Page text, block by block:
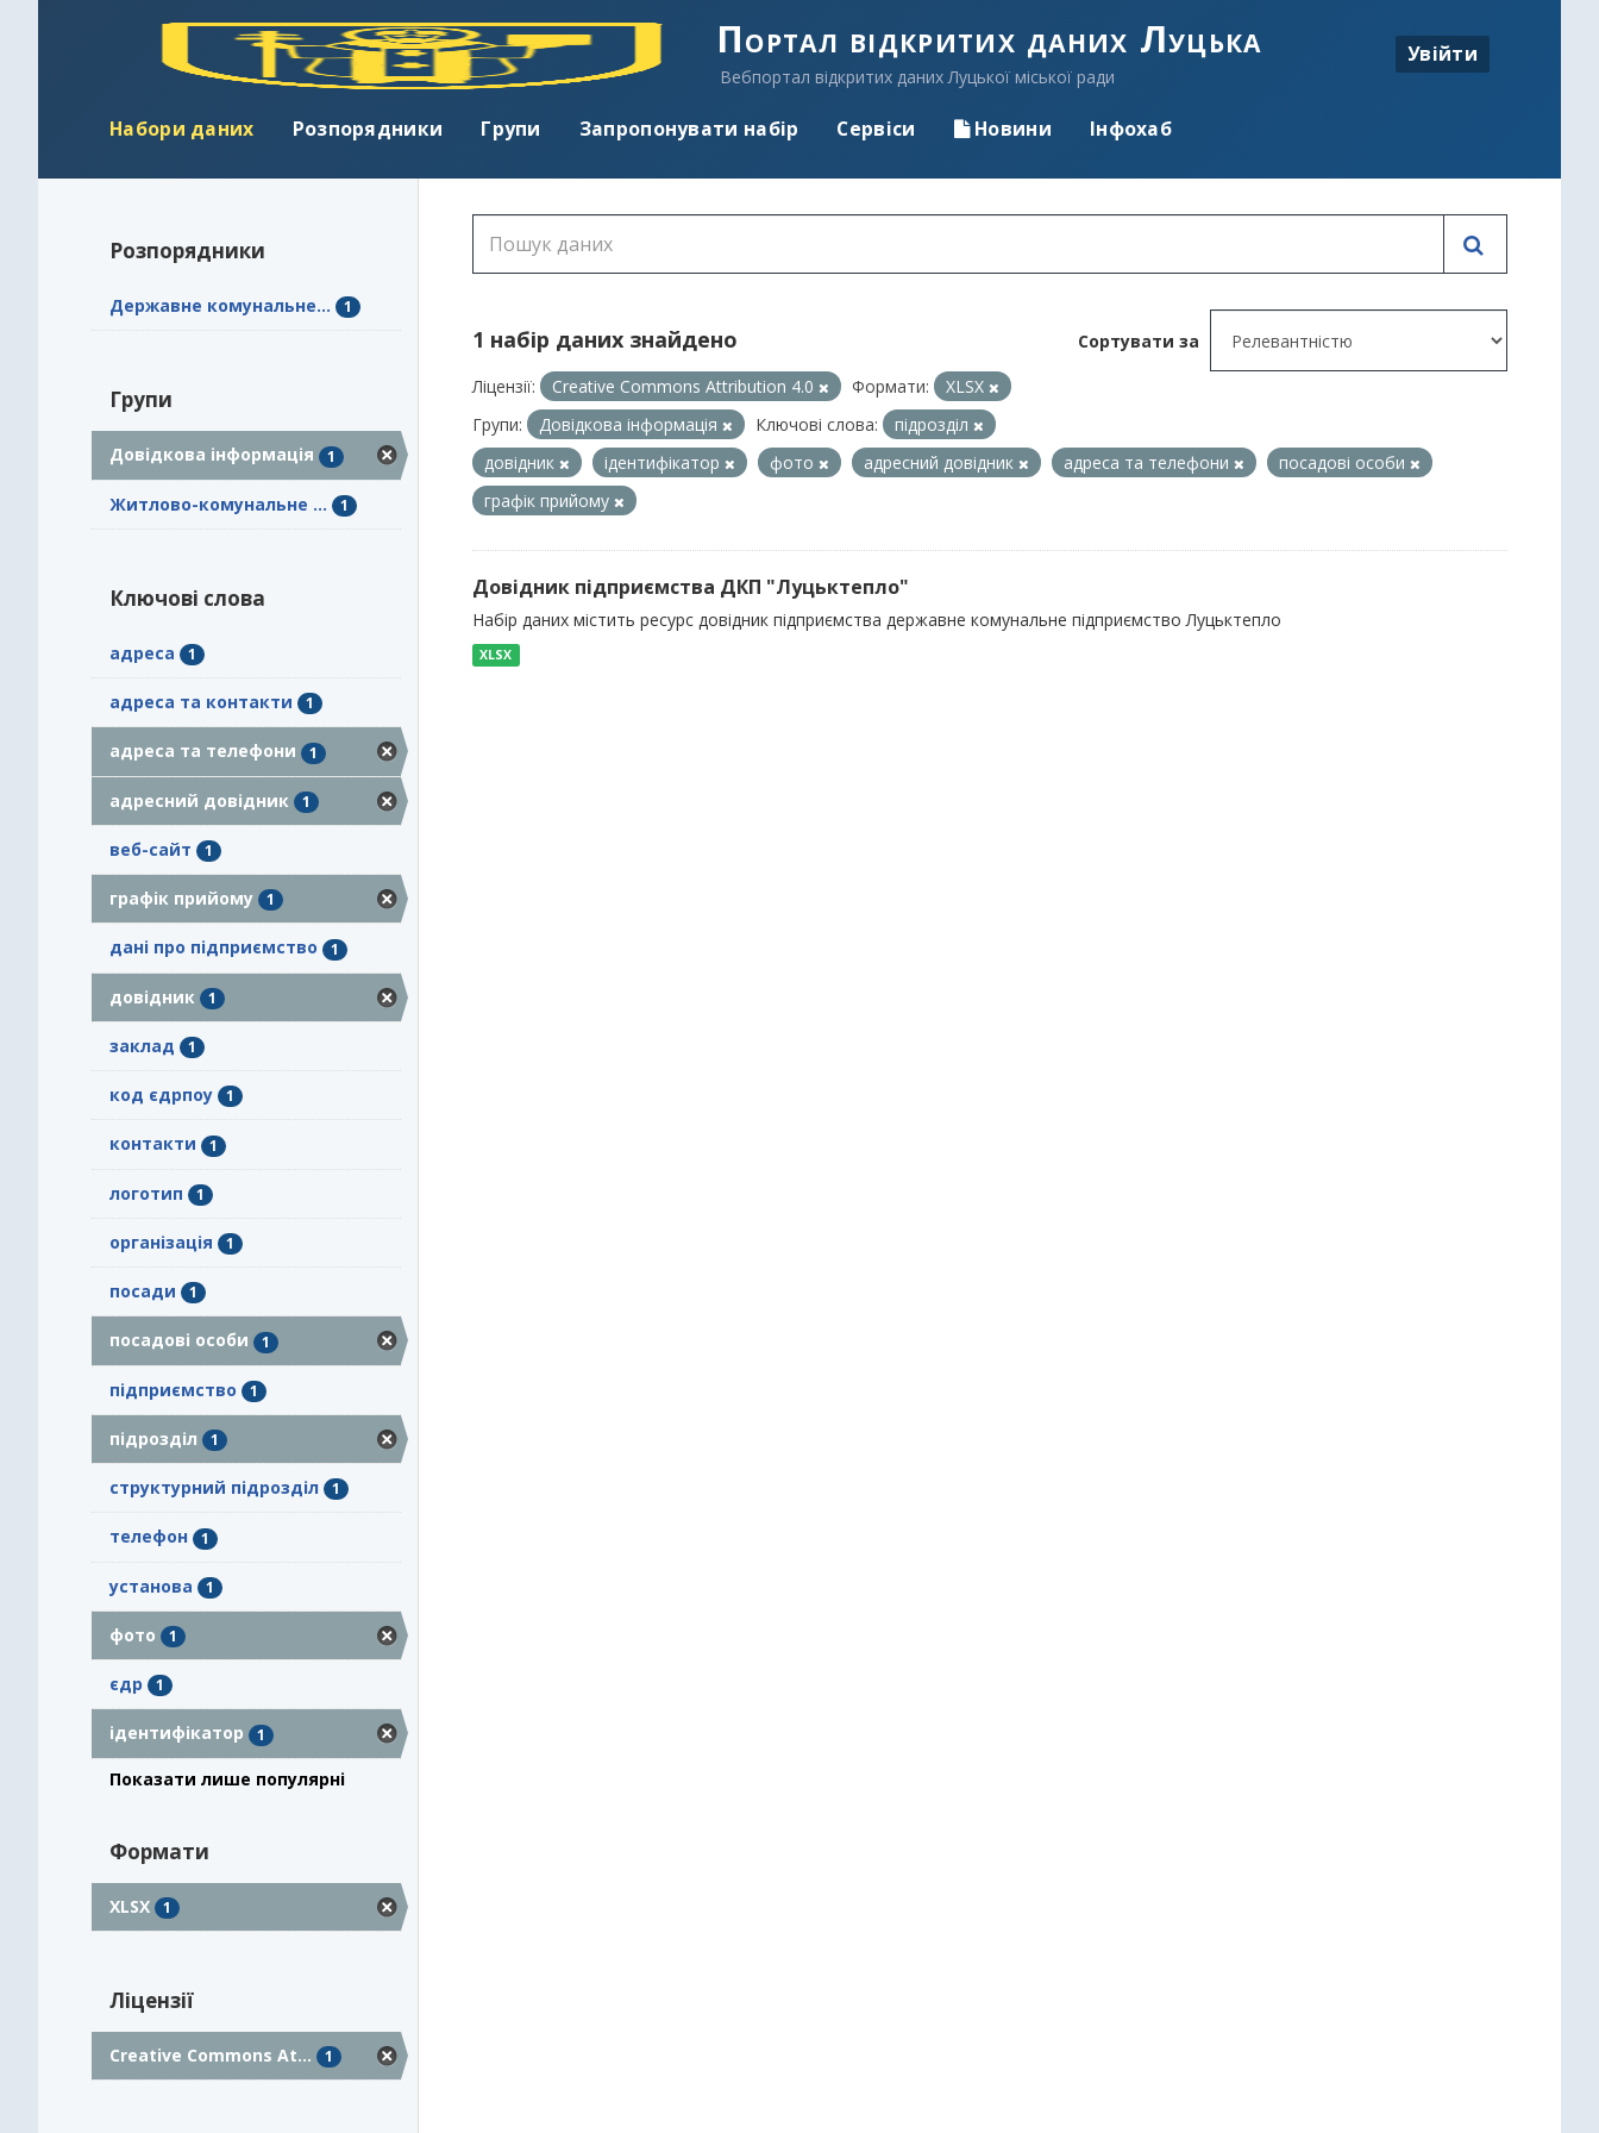
Портал відкритих даних Луцька
Вебпортал відкритих даних Луцької міської ради
Увійти
Набори даних Розпорядники Групи Запропонувати набір Сервіси Новини Інфохаб
Розпорядники
Державне комунальне... 1
Групи
Довідкова інформація 1
Житлово-комунальне ... 1
Ключові слова
адреса 1
адреса та контакти 1
адреса та телефони 1
адресний довідник 1
веб-сайт 1
графік прийому 1
дані про підприємство 1
довідник 1
заклад 1
код єдрпоу 1
контакти 1
логотип 1
організація 1
посади 1
посадові особи 1
підприємство 1
підрозділ 1
структурний підрозділ 1
телефон 1
установа 1
фото 1
єдр 1
ідентифікатор 1
Показати лише популярні
Формати
XLSX 1
Ліцензії
Creative Commons At... 1
Сортувати за
1 набір даних знайдено
Ліцензії: Creative Commons Attribution 4.0 Формати:
XLSX
Групи:
Довідкова інформація Ключові слова:
підрозділ
довідник
ідентифікатор фото адресний довідник адреса та телефони
посадові особи
графік прийому
Довідник підприємства ДКП "Луцьктепло"
Набір даних містить ресурс довідник підприємства державне комунальне підприємство Луцьктепло
XLSX